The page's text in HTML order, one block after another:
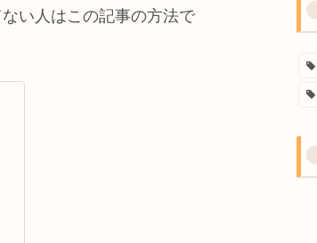
い人はこの記事の方法で